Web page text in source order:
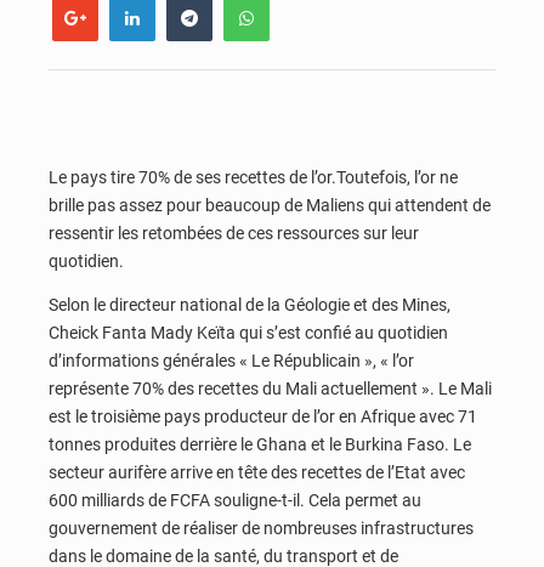
Le pays tire 70% de ses recettes de l’or.Toutefois, l’or ne
brille pas assez pour beaucoup de Maliens qui attendent de
ressentir les retombées de ces ressources sur leur
quotidien.
Selon le directeur national de la Géologie et des Mines,
Cheick Fanta Mady Keïta qui s’est confié au quotidien
d’informations générales « Le Républicain », « l’or
représente 70% des recettes du Mali actuellement ». Le Mali
est le troisième pays producteur de l’or en Afrique avec 71
tonnes produites derrière le Ghana et le Burkina Faso. Le
secteur aurifère arrive en tête des recettes de l’Etat avec
600 milliards de FCFA souligne-t-il. Cela permet au
gouvernement de réaliser de nombreuses infrastructures
dans le domaine de la santé, du transport et de